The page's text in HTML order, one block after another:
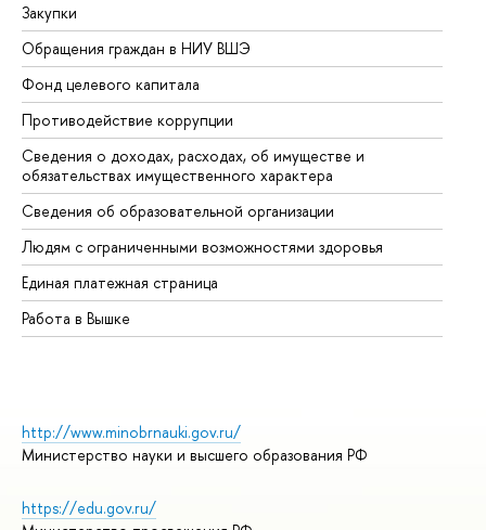
Закупки
Обращения граждан в НИУ ВШЭ
Фонд целевого капитала
Противодействие коррупции
Сведения о доходах, расходах, об имуществе и
обязательствах имущественного характера
Сведения об образовательной организации
Людям с ограниченными возможностями здоровья
Единая платежная страница
Работа в Вышке
http://www.minobrnauki.gov.ru/
Министерство науки и высшего образования РФ
https://edu.gov.ru/